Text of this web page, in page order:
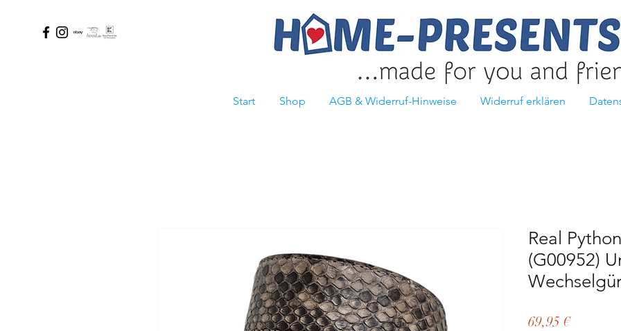
Start Shop AGB & Widerruf-Hinweise Widerruf erklären
Real
(G00952)
69,95 €Preis